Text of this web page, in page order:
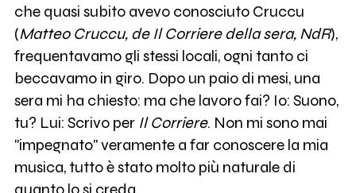
che quasi subito avevo conosciuto Cruccu
(Matteo Cruccu, de Il Corriere della sera, NdR),
frequentavamo gli stessi locali, ogni tanto ci
beccavamo in giro. Dopo un paio di mesi, una
sera mi ha chiesto: ma che lavoro fai? Io: Suono,
tu? Lui: Scrivo per Il Corriere. Non mi sono mai
"impegnato" veramente a far conoscere la mia
musica, tutto è stato molto più naturale di